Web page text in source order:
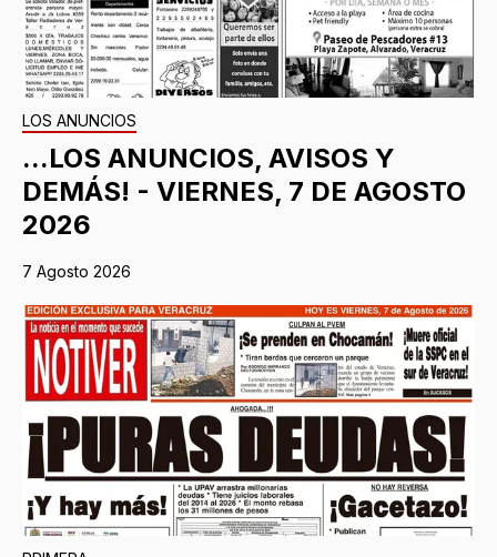
LOS ANUNCIOS
...LOS ANUNCIOS, AVISOS Y
DEMÁS! - VIERNES, 7 DE AGOSTO
2026
7 Agosto 2026